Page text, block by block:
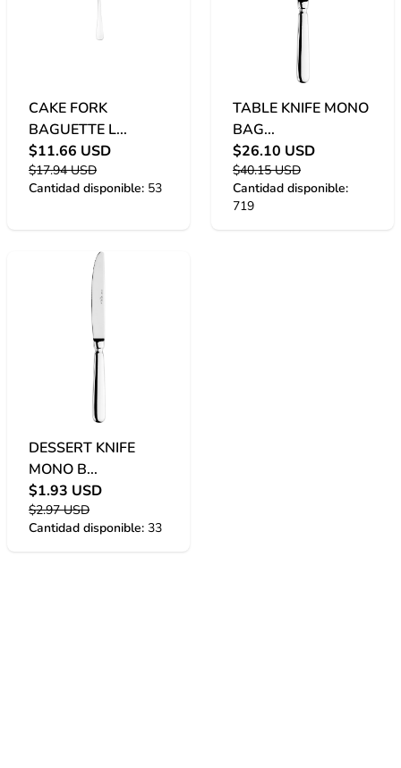
CAKE FORK
BAGUETTE L...
$11.66 USD
$17.94 USD
Cantidad disponible: 53
TABLE KNIFE MONO
BAG...
$26.10 USD
$40.15 USD
Cantidad disponible:
719
DESSERT KNIFE
MONO B...
$1.93 USD
$2.97 USD
Cantidad disponible: 33